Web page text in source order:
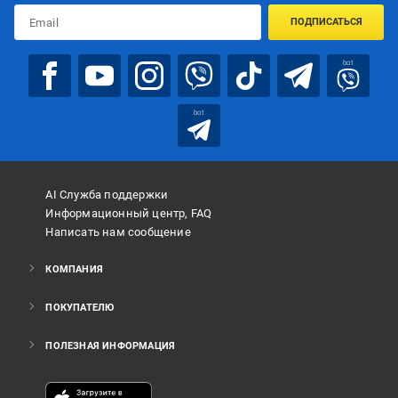
ПОДПИСАТЬСЯ
bot
bot
AI Служба поддержки
Информационный центр, FAQ
Написать нам сообщение
КОМПАНИЯ
ПОКУПАТЕЛЮ
ПОЛЕЗНАЯ ИНФОРМАЦИЯ